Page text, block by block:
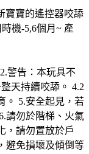
寶寶的遙控器咬舔
機-5,6個月~ 產
警告：本玩具不
天持續咬舔。 4.2
。 5.安全起見，若
請勿於階梯、火氣
，請勿置放於戶
避免損壞及傾倒等